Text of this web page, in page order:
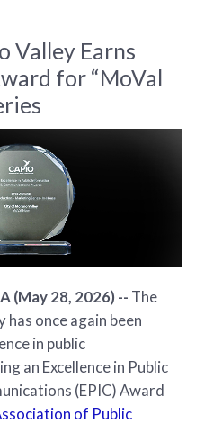
Valley Earns
for “MoVal
(May 28, 2026) -- The
once again been
in public
an Excellence in Public
(EPIC) Award
of Public